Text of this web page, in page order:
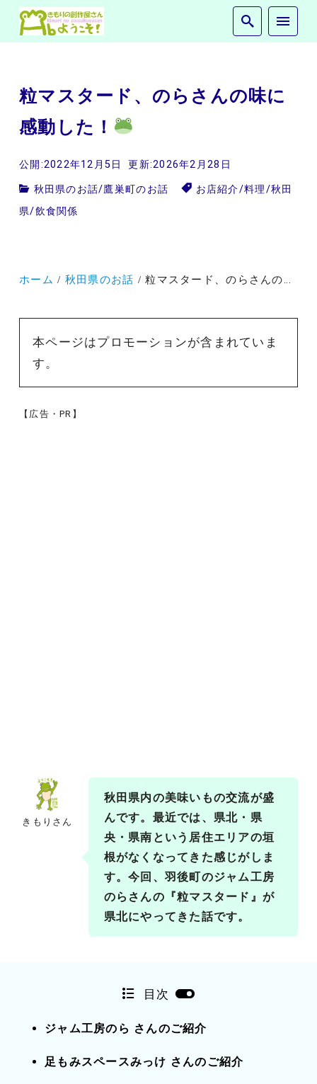
粒マスタード、のらさんの味に
感動した！
公開:2022年12月5日 更新:2026年2月28日
秋田県のお話/鷹巣町のお話 お店紹介/料理/秋田
県/飲食関係
ホーム 秋田県のお話 粒マスタード、のらさんの味に感動した！
本ページはプロモーションが含まれていま
す。
【広告・PR】
きもりさん
秋田県内の美味いもの交流が盛
んです。 最近では、県北・県
央・県南という居住エリアの垣
根がなくなってきた感じがしま
す。今回、羽後町のジャム工房
のらさんの『粒マスタード』が
県北にやってきた話です。
目次
ジャム工房のら さんのご紹介
足もみスペースみっけ さんのご紹介